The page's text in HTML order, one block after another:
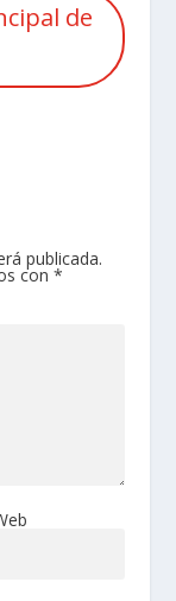
de
publicada.
con *